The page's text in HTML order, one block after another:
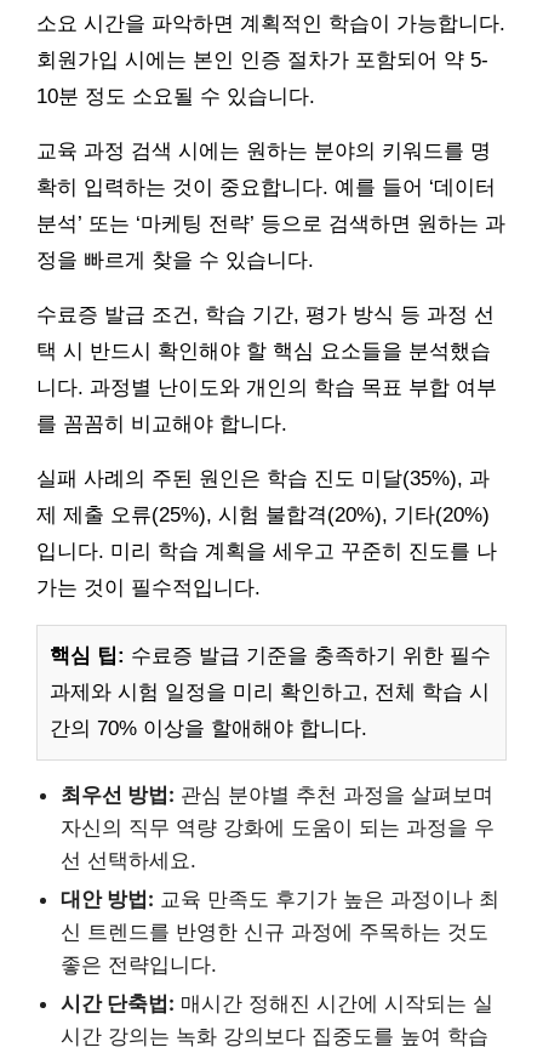
소요 시간을 파악하면 계획적인 학습이 가능합니다.
회원가입 시에는 본인 인증 절차가 포함되어 약 5-
10분 정도 소요될 수 있습니다.
교육 과정 검색 시에는 원하는 분야의 키워드를 명
확히 입력하는 것이 중요합니다. 예를 들어 ‘데이터
분석’ 또는 ‘마케팅 전략’ 등으로 검색하면 원하는 과
정을 빠르게 찾을 수 있습니다.
수료증 발급 조건, 학습 기간, 평가 방식 등 과정 선
택 시 반드시 확인해야 할 핵심 요소들을 분석했습
니다. 과정별 난이도와 개인의 학습 목표 부합 여부
를 꼼꼼히 비교해야 합니다.
실패 사례의 주된 원인은 학습 진도 미달(35%), 과
제 제출 오류(25%), 시험 불합격(20%), 기타(20%)
입니다. 미리 학습 계획을 세우고 꾸준히 진도를 나
가는 것이 필수적입니다.
핵심 팁: 수료증 발급 기준을 충족하기 위한 필수
과제와 시험 일정을 미리 확인하고, 전체 학습 시
간의 70% 이상을 할애해야 합니다.
최우선 방법: 관심 분야별 추천 과정을 살펴보며
자신의 직무 역량 강화에 도움이 되는 과정을 우
선 선택하세요.
대안 방법: 교육 만족도 후기가 높은 과정이나 최
신 트렌드를 반영한 신규 과정에 주목하는 것도
좋은 전략입니다.
시간 단축법: 매시간 정해진 시간에 시작되는 실
시간 강의는 녹화 강의보다 집중도를 높여 학습